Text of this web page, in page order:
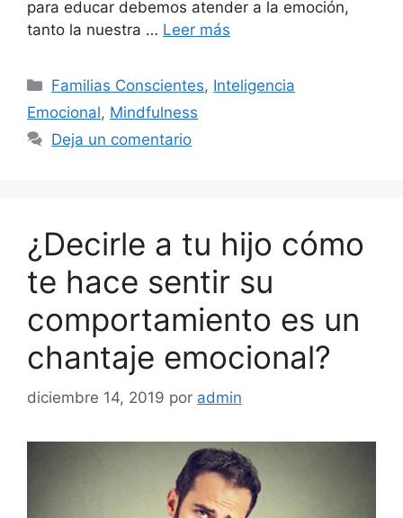
para educar debemos atender a la emoción,
tanto la nuestra … Leer más
Familias Conscientes, Inteligencia
Emocional, Mindfulness
Deja un comentario
¿Decirle a tu hijo cómo
te hace sentir su
comportamiento es un
chantaje emocional?
diciembre 14, 2019 por admin